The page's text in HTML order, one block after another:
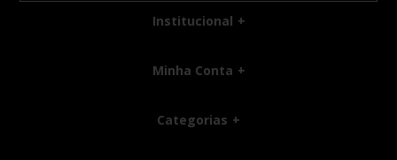
Institucional
Minha Conta
Categorias